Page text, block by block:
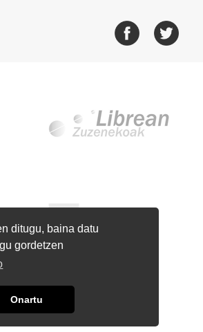
ditugu, baina datu
gordetzen
Onartu